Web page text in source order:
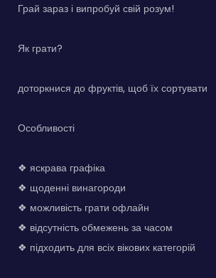
Грай зараз і випробуй свій розум!
Як грати?
доторкнися до фруктів, щоб їх сортувати
Особливості
❖ яскрава графіка
❖ щоденні винагороди
❖ можливість грати офлайн
❖ відсутність обмежень за часом
❖ підходить для всіх вікових категорій